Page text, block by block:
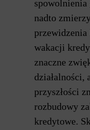
spowolnienia
nadto
wakacji
znaczne
działalności,
przyszłości
rozbudowy
kredytowe.